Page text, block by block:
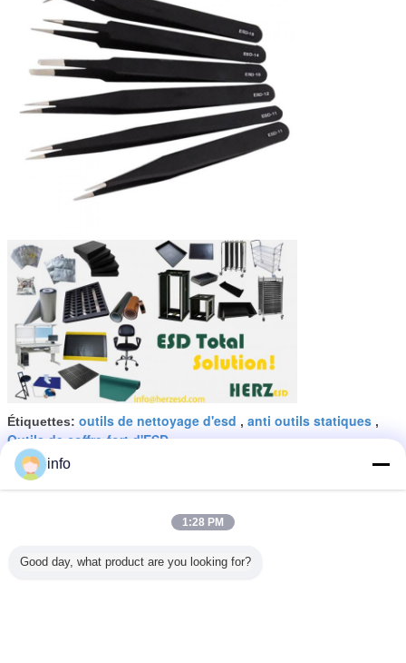
Étiquettes: outils de nettoyage d'esd , anti outils statiques ,
Outils de coffre-fort d'ESD
Astuce fine droite matérielle
décharge électrostatique de la
longueur 110mm
info
1:28 PM
Good day, what product are you looking for?